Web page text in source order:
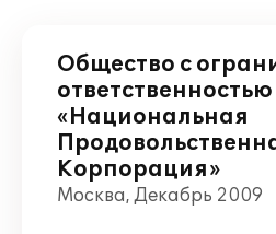
Общество с
ответственностью
«Национальная
Корпорация»
Москва, Декабрь 2009